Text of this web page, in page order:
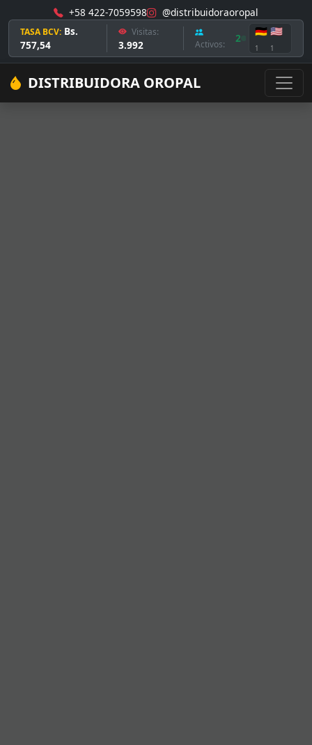
+58 422-7059598 @distribuidoraoropal
TASA BCV: Bs.
757,54
Visitas:
3.992 Activos: 2
🇩🇪
1
🇺🇸
1
DISTRIBUIDORA OROPAL